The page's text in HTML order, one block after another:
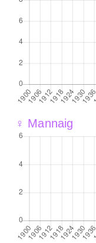
♀ Mannaig